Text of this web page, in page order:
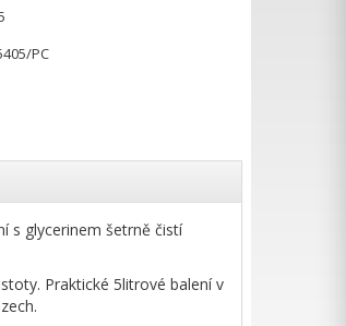
PC
s glycerinem šetrně čistí
Praktické 5litrové balení v